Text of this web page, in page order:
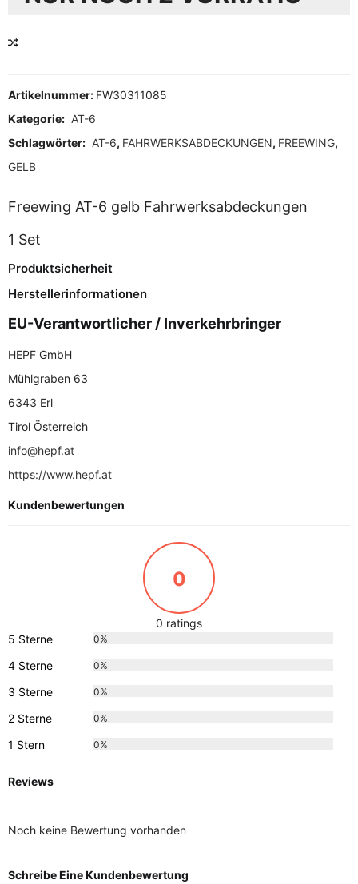
Artikelnummer: FW30311085
Kategorie: AT-6
Schlagwörter: AT-6, FAHRWERKSABDECKUNGEN, FREEWING,
GELB
Freewing AT-6 gelb Fahrwerksabdeckungen
1 Set
Produktsicherheit
Herstellerinformationen
EU-Verantwortlicher / Inverkehrbringer
HEPF GmbH
Mühlgraben 63
6343 Erl
Tirol Österreich
info@hepf.at
https://www.hepf.at
Kundenbewertungen
0
0 ratings
5 Sterne
0%
4 Sterne 0%
3 Sterne 0%
2 Sterne 0%
1 Stern 0%
Reviews
Noch keine Bewertung vorhanden
Schreibe Eine Kundenbewertung